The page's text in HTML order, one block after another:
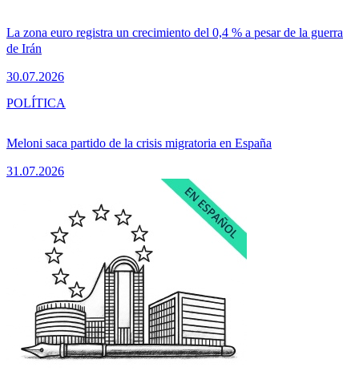
La zona euro registra un crecimiento del 0,4 % a pesar de la guerra
de Irán
30.07.2026
Meloni saca partido de la crisis migratoria en España
31.07.2026
POLÍTICA